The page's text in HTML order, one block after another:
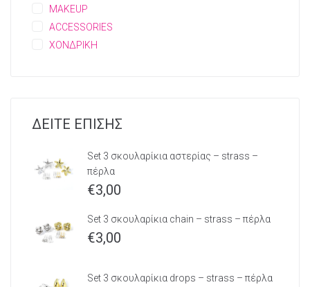
MAKEUP
ACCESSORIES
ΧΟΝΔΡΙΚΗ
ΔΕΙΤΕ ΕΠΙΣΗΣ
Set 3 σκουλαρίκια αστερίας – strass –
πέρλα
€3,00
Set 3 σκουλαρίκια chain – strass – πέρλα
€3,00
Set 3 σκουλαρίκια drops – strass – πέρλα